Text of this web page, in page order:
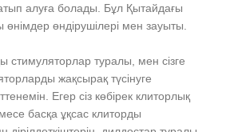
алуға болады. Бұл Қытайдағы
өнімдер өндірушілері мен зауыты.
стимуляторлар туралы, мен сізге
жақсырақ түсінуге
Егер сіз көбірек клиторлық
басқа ұқсас клиторды